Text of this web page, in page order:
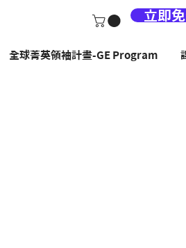
立即
全球菁英領袖計畫-GE Program